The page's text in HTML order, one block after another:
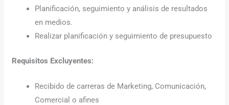
Planificación, seguimiento y análisis de resultados
en medios.
Realizar planificación y seguimiento de presupuesto
Requisitos Excluyentes:
Recibido de carreras de Marketing, Comunicación,
Comercial o afines